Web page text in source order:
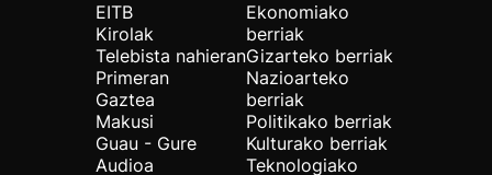
EITB
Kirolak
Telebista nahieran
Primeran
Gaztea
Makusi
Guau - Gure
Audioa
Ekonomiako
berriak
Gizarteko berriak
Nazioarteko
berriak
Politikako berriak
Kulturako berriak
Teknologiako